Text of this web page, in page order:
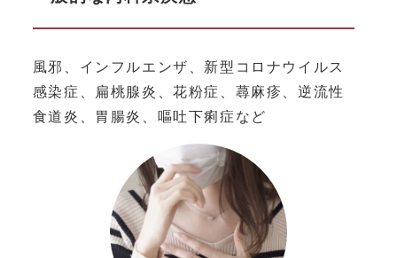
風邪、インフルエンザ、新型コロナウイルス
感染症、扁桃腺炎、花粉症、蕁麻疹、逆流性
食道炎、胃腸炎、嘔吐下痢症など